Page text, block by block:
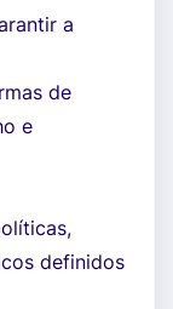
a
de
e
definidos